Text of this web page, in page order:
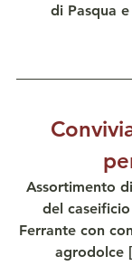
di Pasqua
Assortimento
del
Ferrante con
agrodolce